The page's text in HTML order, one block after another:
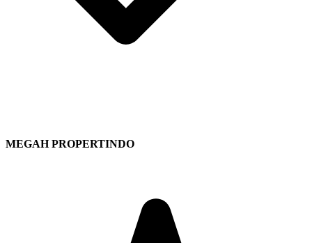
MEGAH PROPERTINDO